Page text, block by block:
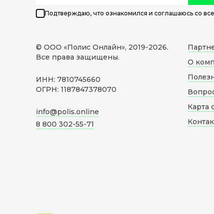
Подтверждаю, что ознакомился и соглашаюсь со
© ООО «Полис Онлайн», 2019-2026.
Все права защищены.
ИНН: 7810745660
ОГРН: 1187847378070
info@polis.online
8 800 302-55-71
О
Карта